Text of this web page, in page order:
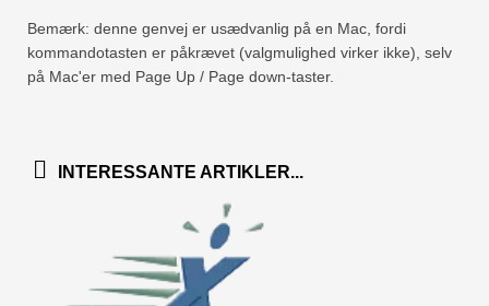
Bemærk: denne genvej er usædvanlig på en Mac, fordi
kommandotasten er påkrævet (valgmulighed virker ikke), selv
på Mac'er med Page Up / Page down-taster.
INTERESSANTE ARTIKLER...